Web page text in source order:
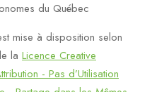
du Québec
mise à disposition selon
la Licence Creative
- Pas d’Utilisation